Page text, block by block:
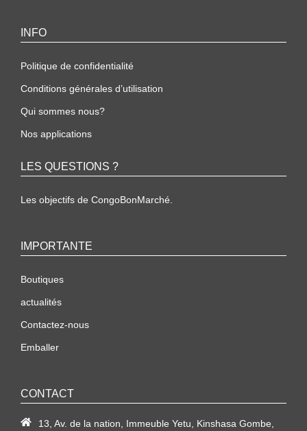
INFO
Politique de confidentialité
Conditions générales d’utilisation
Qui sommes nous?
Nos applications
LES QUESTIONS ?
Les objectifs de CongoBonMarché.
IMPORTANTE
Boutiques
actualités
Contactez-nous
Emballer
CONTACT
13, Av. de la nation, Immeuble Yetu, Kinshasa Gombe,